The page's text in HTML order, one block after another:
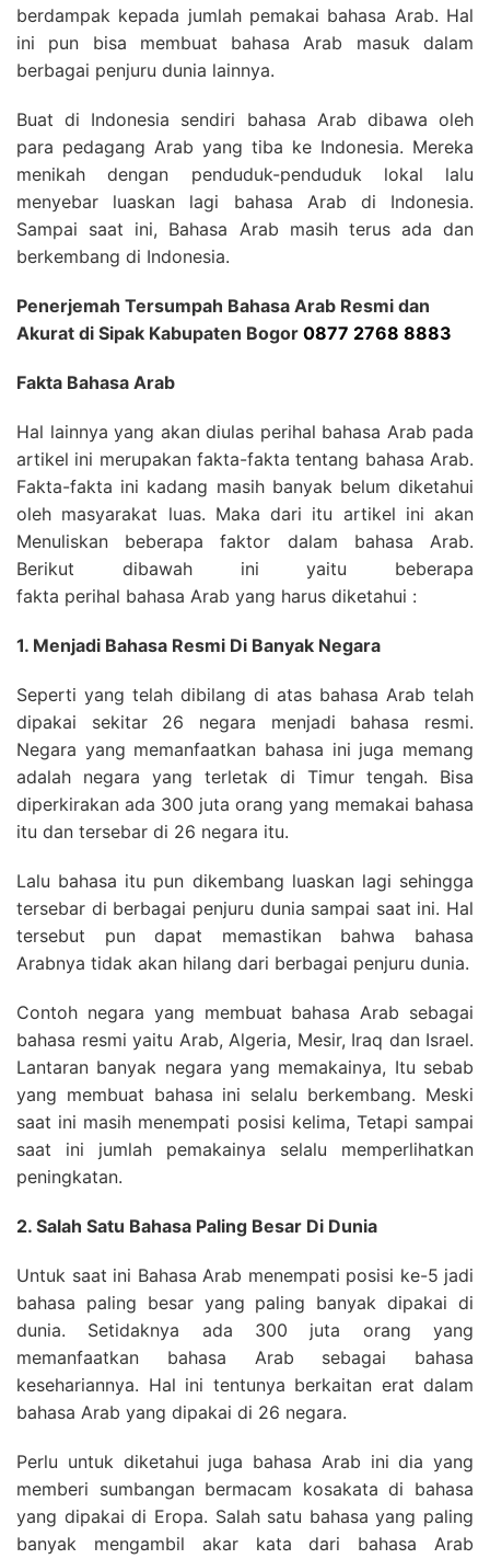
berdampak kepada jumlah pemakai bahasa Arab. Hal
ini pun bisa membuat bahasa Arab masuk dalam
berbagai penjuru dunia lainnya.
Buat di Indonesia sendiri bahasa Arab dibawa oleh
para pedagang Arab yang tiba ke Indonesia. Mereka
menikah dengan penduduk-penduduk lokal lalu
menyebar luaskan lagi bahasa Arab di Indonesia.
Sampai saat ini, Bahasa Arab masih terus ada dan
berkembang di Indonesia.
Penerjemah Tersumpah Bahasa Arab Resmi dan
Akurat di Sipak Kabupaten Bogor 0877 2768 8883
Fakta Bahasa Arab
Hal lainnya yang akan diulas perihal bahasa Arab pada
artikel ini merupakan fakta-fakta tentang bahasa Arab.
Fakta-fakta ini kadang masih banyak belum diketahui
oleh masyarakat luas. Maka dari itu artikel ini akan
Menuliskan beberapa faktor dalam bahasa Arab.
Berikut dibawah ini yaitu beberapa
fakta perihal bahasa Arab yang harus diketahui :
1. Menjadi Bahasa Resmi Di Banyak Negara
Seperti yang telah dibilang di atas bahasa Arab telah
dipakai sekitar 26 negara menjadi bahasa resmi.
Negara yang memanfaatkan bahasa ini juga memang
adalah negara yang terletak di Timur tengah. Bisa
diperkirakan ada 300 juta orang yang memakai bahasa
itu dan tersebar di 26 negara itu.
Lalu bahasa itu pun dikembang luaskan lagi sehingga
tersebar di berbagai penjuru dunia sampai saat ini. Hal
tersebut pun dapat memastikan bahwa bahasa
Arabnya tidak akan hilang dari berbagai penjuru dunia.
Contoh negara yang membuat bahasa Arab sebagai
bahasa resmi yaitu Arab, Algeria, Mesir, Iraq dan Israel.
Lantaran banyak negara yang memakainya, Itu sebab
yang membuat bahasa ini selalu berkembang. Meski
saat ini masih menempati posisi kelima, Tetapi sampai
saat ini jumlah pemakainya selalu memperlihatkan
peningkatan.
2. Salah Satu Bahasa Paling Besar Di Dunia
Untuk saat ini Bahasa Arab menempati posisi ke-5 jadi
bahasa paling besar yang paling banyak dipakai di
dunia. Setidaknya ada 300 juta orang yang
memanfaatkan bahasa Arab sebagai bahasa
kesehariannya. Hal ini tentunya berkaitan erat dalam
bahasa Arab yang dipakai di 26 negara.
Perlu untuk diketahui juga bahasa Arab ini dia yang
memberi sumbangan bermacam kosakata di bahasa
yang dipakai di Eropa. Salah satu bahasa yang paling
banyak mengambil akar kata dari bahasa Arab